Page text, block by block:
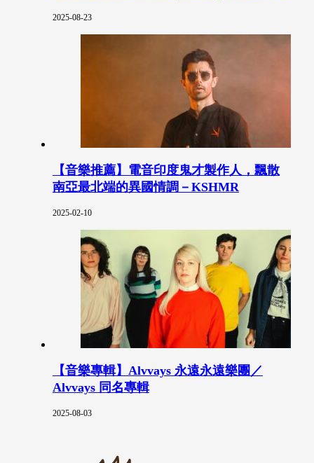
2025-08-23
【音樂推薦】電音印度鬼才製作人，飄散
南亞最北端的異國情調－KSHMR
2025-02-10
【音樂專輯】Alvvays 永遠永遠樂團／
Alvvays 同名專輯
2025-08-03